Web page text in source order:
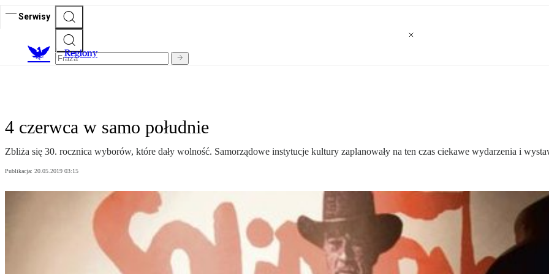
Serwisy
Regiony
4 czerwca w samo południe
Zbliża się 30. rocznica wyborów, które dały wolność. Samorządowe instytucje kultury zaplanowały na ten czas ciekawe wydarzenia i
Publikacja: 20.05.2019 03:15